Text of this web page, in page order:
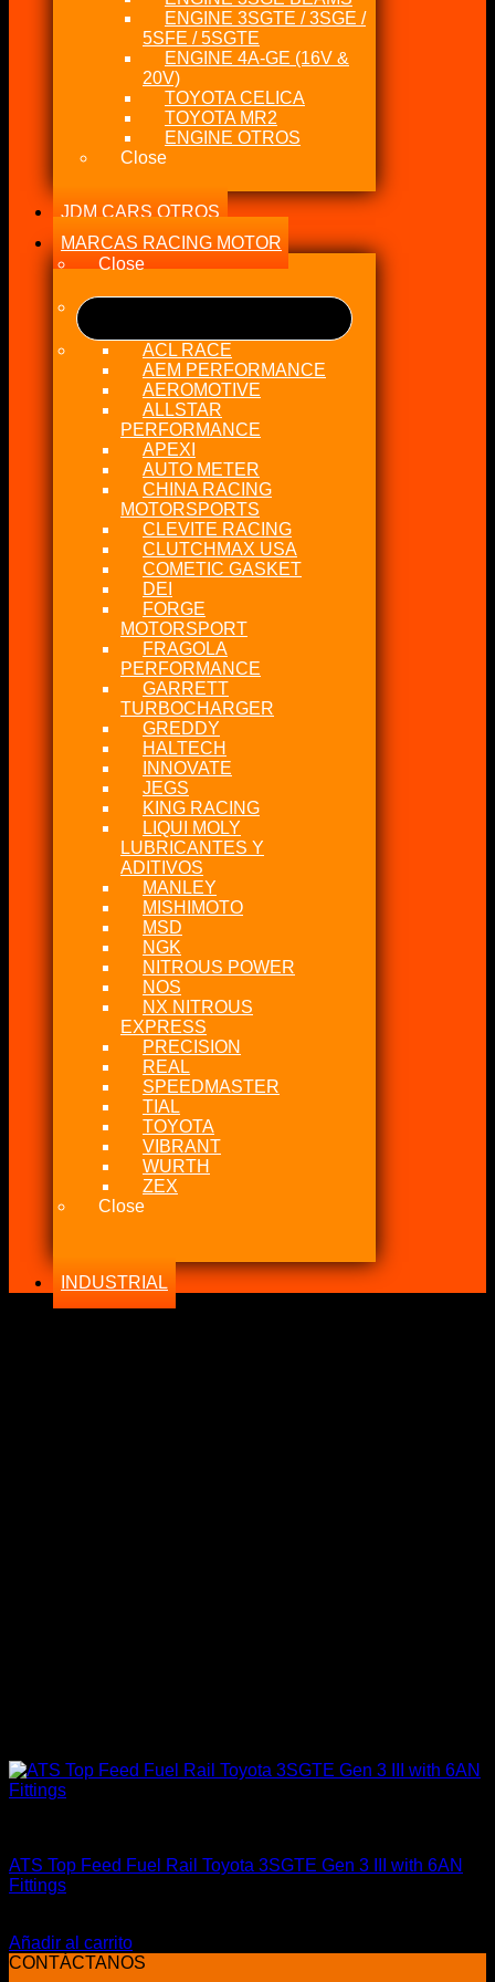
ENGINE 3SGTE / 3SGE /
5SFE / 5SGTE
ENGINE 4A-GE (16V &
20V)
TOYOTA CELICA
TOYOTA MR2
ENGINE OTROS
Close
JDM CARS OTROS
MARCAS RACING MOTOR
Close
ACL RACE
AEM PERFORMANCE
AEROMOTIVE
ALLSTAR
PERFORMANCE
APEXI
AUTO METER
CHINA RACING
MOTORSPORTS
CLEVITE RACING
CLUTCHMAX USA
COMETIC GASKET
DEI
FORGE
MOTORSPORT
FRAGOLA
PERFORMANCE
GARRETT
TURBOCHARGER
GREDDY
HALTECH
INNOVATE
JEGS
KING RACING
LIQUI MOLY
LUBRICANTES Y
ADITIVOS
MANLEY
MISHIMOTO
MSD
NGK
NITROUS POWER
NOS
NX NITROUS
EXPRESS
PRECISION
REAL
SPEEDMASTER
TIAL
TOYOTA
VIBRANT
WURTH
ZEX
Close
INDUSTRIAL
ATS Top Feed Fuel Rail Toyota 3SGTE Gen 3 III with 6AN
Fittings
precio
original
Añadir al carrito
CONTÁCTANOS